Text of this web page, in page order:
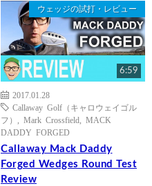
ウェッジの試打・レビュー
6:59
2017.01.28
Callaway Golf（キャロウェイゴル
フ）
Mark Crossfield
MACK
DADDY FORGED
Callaway Mack Daddy
Forged Wedges Round Test
Review